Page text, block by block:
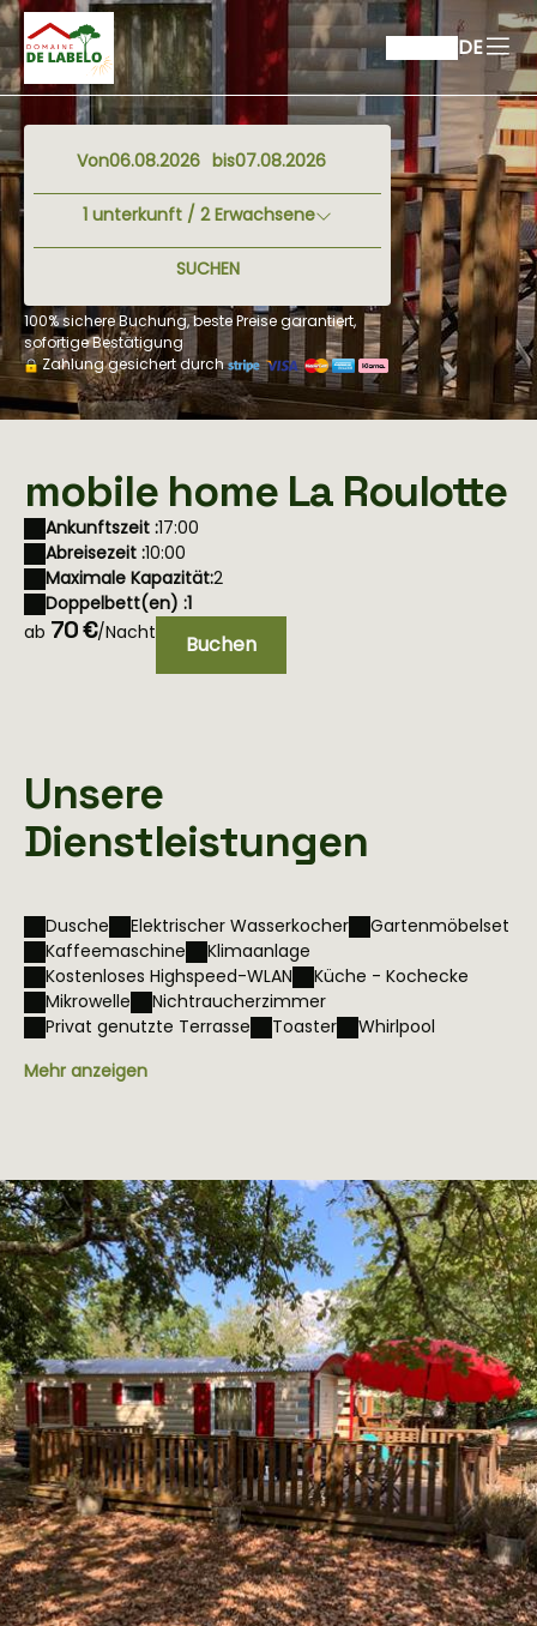
DE
Von bis
1 unterkunft / 2Erwachsene
SUCHEN
100% sichere Buchung, beste Preise garantiert,
sofortige Bestätigung
Zahlung gesichert durch
mobile home La Roulotte
Ankunftszeit :17:00
Abreisezeit :10:00
Maximale Kapazität:2
Doppelbett(en) :1
ab 70 €/Nacht Buchen
Unsere
Dienstleistungen
Dusche Elektrischer Wasserkocher
Gartenmöbelset
Kaffeemaschine
Klimaanlage
Kostenloses Highspeed-WLAN
Küche - Kochecke
Mikrowelle
Nichtraucherzimmer
Privat genutzte Terrasse
Toaster
Whirlpool
Mehr anzeigen